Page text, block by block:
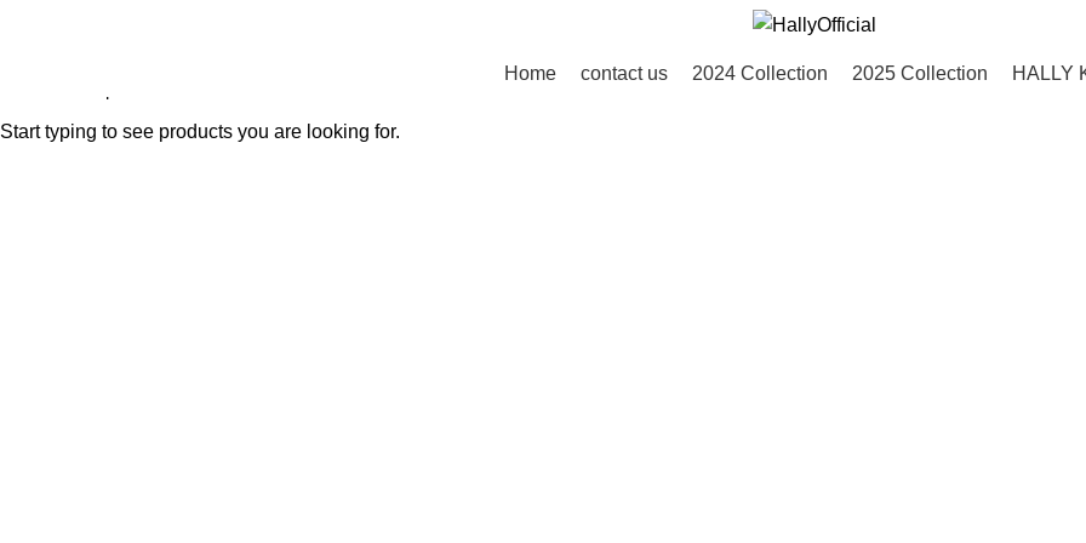
Home contact us 2024 Collection 2025 Collection HALLY
Start typing to see products you are looking for.